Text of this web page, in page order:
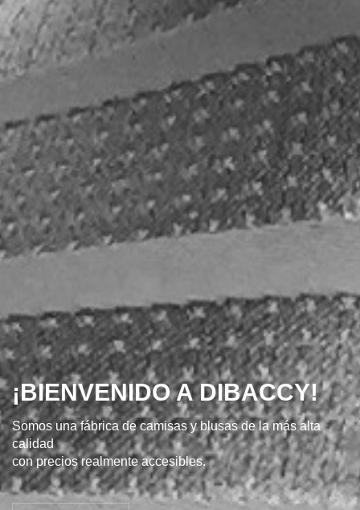
¡BIENVENIDO A DIBACCY!
Somos una fábrica de camisas y blusas de la más alta
calidad
con precios realmente accesibles.